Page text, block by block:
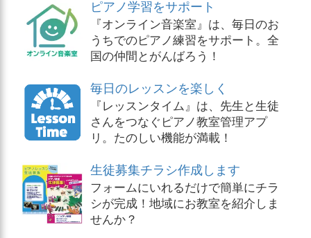
ピアノ学習をサポート
『オンライン音楽室』は、毎日のお
うちでのピアノ練習をサポート。全
国の仲間とがんばろう！
毎日のレッスンを楽しく
『レッスンタイム』は、先生と生徒
さんをつなぐピアノ教室管理アプ
リ。たのしい機能が満載！
生徒募集チラシ作成します
フォームにいれるだけで簡単にチラ
シが完成！地域にお教室を紹介しま
せんか？